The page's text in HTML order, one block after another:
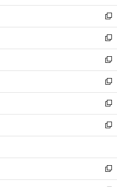
開
く
ウ
で
開
く
ン
ド
ウ
で
開
く
ウ
ィ
ン
ド
ウ
で
開
く
し
い
ウ
ィ
ン
ド
ウ
で
開
く
新
し
い
ウ
ィ
ン
ド
ウ
で
開
く
新
し
い
ウ
ィ
ン
ド
ウ
で
開
新
し
い
ウ
ィ
ン
ド
ウ
開
く
新
し
い
ウ
ィ
ン
ウ
で
開
新
し
い
ウ
ン
ド
ウ
新
し
ウ
ィ
ン
新
し